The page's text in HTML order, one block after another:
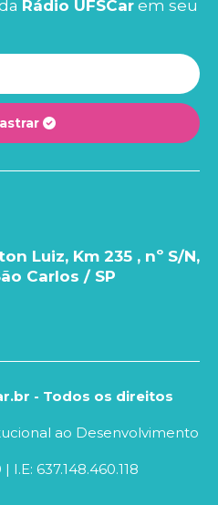
Rádio UFSCar em seu
Luiz, Km 235 , nº S/N,
Carlos / SP
- Todos os direitos
ao Desenvolvimento
I.E: 637.148.460.118